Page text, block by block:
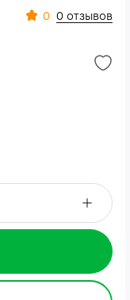
0 0 отзывов